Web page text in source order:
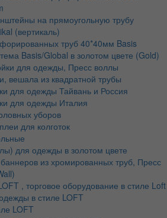
на прямоугольную трубу
(вертикаль)
труб 40*40мм Basis
Basis/Global в золотом цвете (Gold)
для одежды, Пресс воллы
вешала из квадратной трубы
для одежды Тайвань и Россия
для одежды Италия
уборов
для колготок
для одежды в золотом цвете
из хромированных труб, Пресс
, торговое оборудование в стиле Loft
в стиле LOFT
LOFT